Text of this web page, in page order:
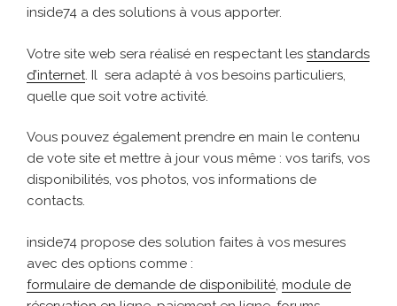
inside74 a des solutions à vous apporter.
Votre site web sera réalisé en respectant les standards
d’internet . Il sera adapté à vos besoins particuliers,
quelle que soit votre activité.
Vous pouvez également prendre en main le contenu
de vote site et mettre à jour vous même : vos tarifs, vos
disponibilités, vos photos, vos informations de
contacts.
inside74 propose des solution faites à vos mesures
avec des options comme :
formulaire de demande de disponibilité module de